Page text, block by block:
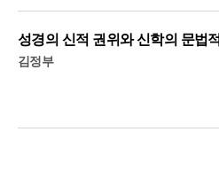
성경의 신적 권위와 신학의 문법
김정부